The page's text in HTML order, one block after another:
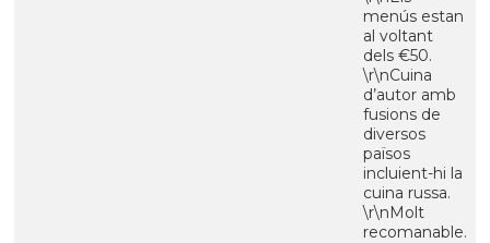
menús estan
al voltant
dels €50.
\r\nCuina
d’autor amb
fusions de
diversos
països
incluient-hi la
cuina russa.
\r\nMolt
recomanable.